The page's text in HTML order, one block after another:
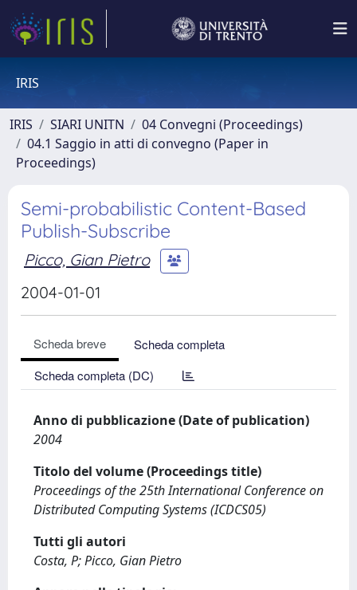
IRIS
IRIS SIARI UNITN
04 Convegni (Proceedings)
04.1 Saggio in atti di convegno (Paper in
Proceedings)
Semi-probabilistic Content-Based
Publish-Subscribe
Picco, Gian Pietro
2004-01-01
Scheda breve
Scheda completa
Scheda completa (DC)
Anno di pubblicazione (Date of publication)
2004
Titolo del volume (Proceedings title)
Proceedings of the 25th International Conference on
Distributed Computing Systems (ICDCS05)
Tutti gli autori
Costa, P; Picco, Gian Pietro